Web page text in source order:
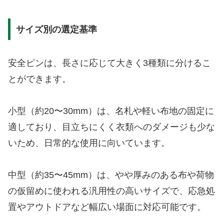
サイズ別の選定基準
安全ピンは、長さに応じて大きく3種類に分けるこ
とができます。
小型（約20〜30mm）は、名札や軽い布地の固定に
適しており、目立ちにくく衣類へのダメージも少な
いため、日常的な使用に向いています。
中型（約35〜45mm）は、やや厚みのある布や荷物
の仮留めに使われる汎用性の高いサイズで、応急処
置やアウトドアなど幅広い場面に対応可能です。